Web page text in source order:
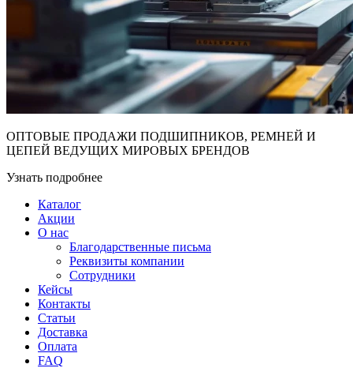
ОПТОВЫЕ ПРОДАЖИ ПОДШИПНИКОВ, РЕМНЕЙ И
ЦЕПЕЙ ВЕДУЩИХ МИРОВЫХ БРЕНДОВ
Узнать подробнее
Каталог
Акции
О нас
Благодарственные письма
Реквизиты компании
Сотрудники
Кейсы
Контакты
Статьи
Доставка
Оплата
FAQ